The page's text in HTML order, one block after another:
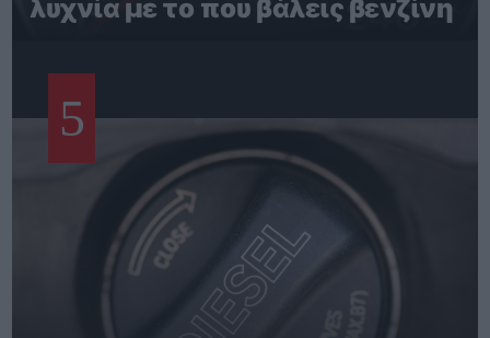
λυχνία με το που βάλεις βενζίνη
5